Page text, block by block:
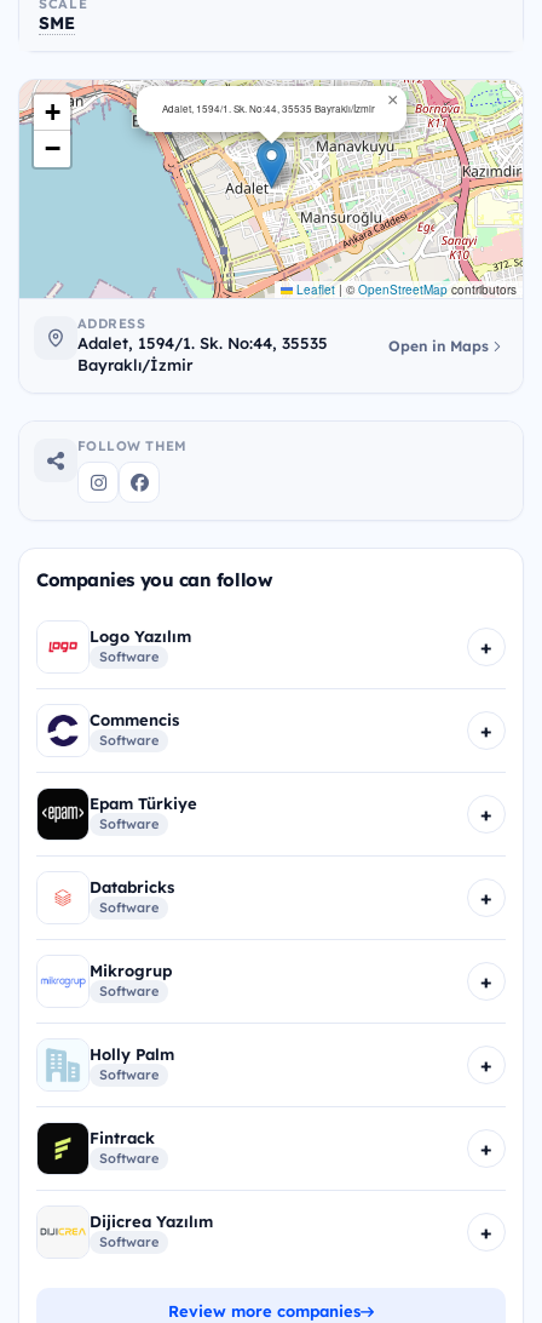
SCALE
SME
Adalet, 1594/1. Sk. No:44, 35535 Bayraklı/İzmir ×
+
−
Leaflet | ©OpenStreetMapcontributors
ADDRESS
Adalet, 1594/1. Sk. No:44, 35535
Bayraklı/İzmir
Open in Maps
FOLLOW THEM
Companies you can follow
Logo Yazılım
Software +
Commencis
Software +
Epam Türkiye
Software +
Databricks
Software +
Mikrogrup
Software +
Holly Palm
Software +
Fintrack
Software +
Dijicrea Yazılım
Software +
Review more companies